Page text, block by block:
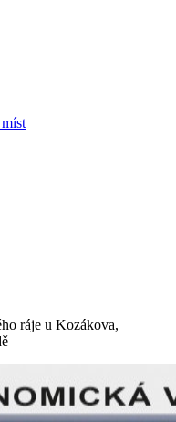
ráje u Kozákova,